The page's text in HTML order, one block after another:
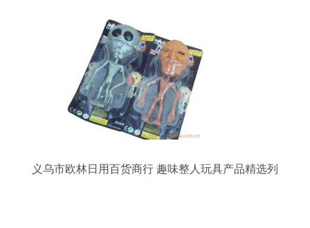
义乌市欧林日用百货商行 趣味整人玩具产品精选列